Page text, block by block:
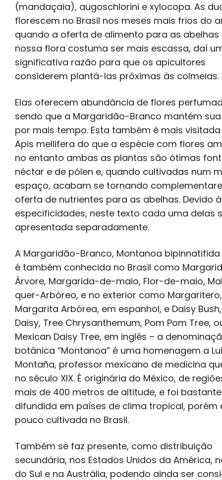
(mandaçaia), augoschlorini e xylocopa. As
florescem no Brasil nos meses mais frios do
quando a oferta de alimento para as abelhas
nossa flora costuma ser mais escassa, daí
significativa razão para que os apicultores
considerem plantá-las próximas às colmeias.
Elas oferecem abundância de flores
sendo que a Margaridão-Branco mantém
por mais tempo. Esta também é mais
Apis mellifera do que a espécie com flores
no entanto ambas as plantas são ótimas
néctar e de pólen e, quando cultivadas num
espaço, acabam se tornando
oferta de nutrientes para as abelhas. Devido
especificidades, neste texto cada uma delas
apresentada separadamente.
A Margaridão-Branco, Montanoa bipinnatifida
é também conhecida no Brasil como
Árvore, Margarida-de-maio, Flor-de-maio,
quer-Arbóreo, e no exterior como
Margarita Arbórea, em espanhol, e Daisy
Daisy, Tree Chrysanthemum, Pom Pom Tree,
Mexican Daisy Tree, em inglês – a
botânica “Montanoa” é uma homenagem a
Montaña, professor mexicano de medicina
no século XIX. É originária do México, de
mais de 400 metros de altitude, e foi bastante
difundida em países de clima tropical, porém
pouco cultivada no Brasil.
Também se faz presente, como distribuição
secundária, nos Estados Unidos da América,
do Sul e na Austrália, podendo ainda ser